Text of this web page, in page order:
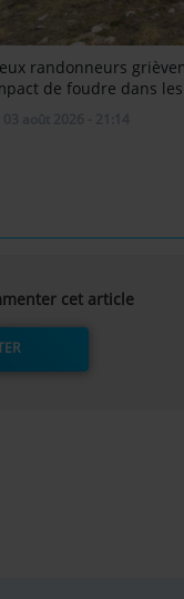
randonneurs
de foudre dans
cet article